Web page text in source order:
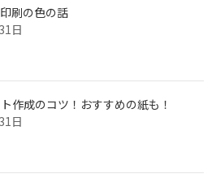
印刷の色の話
日
作成のコツ！おすすめの紙も！
日